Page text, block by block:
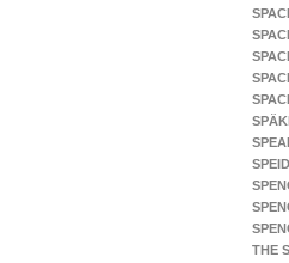
THE